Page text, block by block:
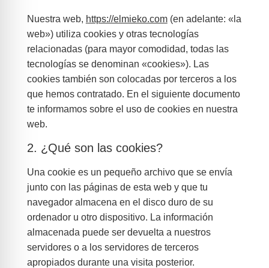
Nuestra web, https://elmieko.com(en adelante: «la
web») utiliza cookies y otras tecnologías
relacionadas (para mayor comodidad, todas las
tecnologías se denominan «cookies»). Las
cookies también son colocadas por terceros a los
que hemos contratado. En el siguiente documento
te informamos sobre el uso de cookies en nuestra
web.
2. ¿Qué son las cookies?
Una cookie es un pequeño archivo que se envía
junto con las páginas de esta web y que tu
navegador almacena en el disco duro de su
ordenador u otro dispositivo. La información
almacenada puede ser devuelta a nuestros
servidores o a los servidores de terceros
apropiados durante una visita posterior.